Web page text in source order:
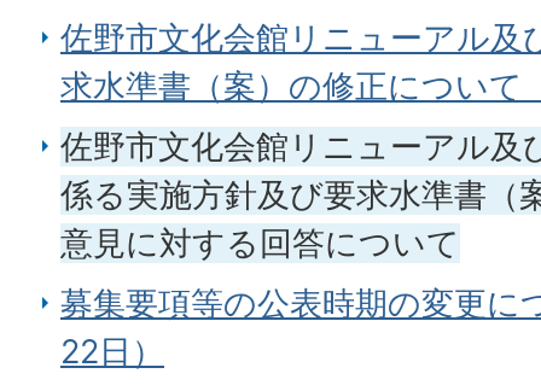
佐野市文化会館リニューアル及
求水準書（案）の修正について
佐野市文化会館リニューアル及
係る実施方針及び要求水準書（
意見に対する回答について
募集要項等の公表時期の変更に
22日）